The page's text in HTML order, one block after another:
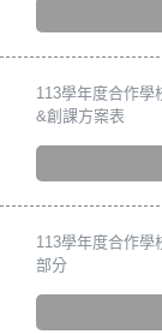
113學年度合作學
&創課方案表
113學年度合作學
部分